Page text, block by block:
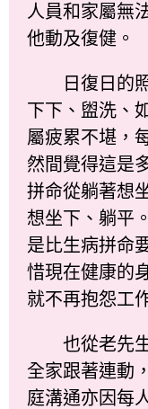
人員和家屬無
他動及復健。
日復日的照
下下、盥洗、
屬疲累不堪，
然間覺得這是
拼命從躺著想
想坐下、躺平
是比生病拼命
惜現在健康的
就不再抱怨工
也從老先生
全家跟著連動
庭溝通亦因每